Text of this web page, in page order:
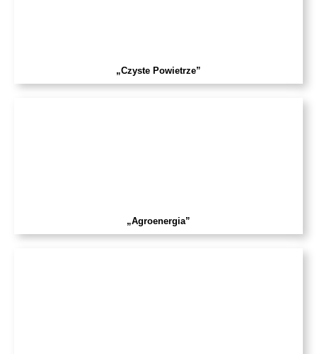
„Czyste Powietrze”
„Agroenergia”